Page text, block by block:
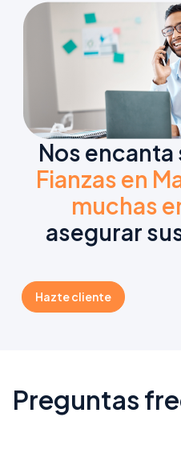
Nos encanta
Fianzas en
muchas
asegurar
Hazte cliente
Preguntas